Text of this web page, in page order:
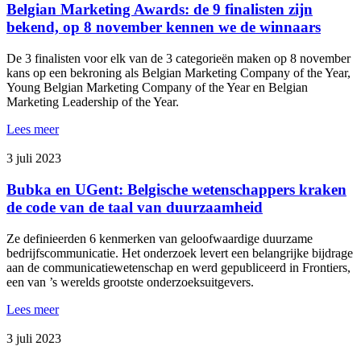
Belgian Marketing Awards: de 9 finalisten zijn
bekend, op 8 november kennen we de winnaars
De 3 finalisten voor elk van de 3 categorieën maken op 8 november
kans op een bekroning als Belgian Marketing Company of the Year,
Young Belgian Marketing Company of the Year en Belgian
Marketing Leadership of the Year.
Lees meer
3 juli 2023
Bubka en UGent: Belgische wetenschappers kraken
de code van de taal van duurzaamheid
Ze definieerden 6 kenmerken van geloofwaardige duurzame
bedrijfscommunicatie. Het onderzoek levert een belangrijke bijdrage
aan de communicatiewetenschap en werd gepubliceerd in Frontiers,
een van ’s werelds grootste onderzoeksuitgevers.
Lees meer
3 juli 2023